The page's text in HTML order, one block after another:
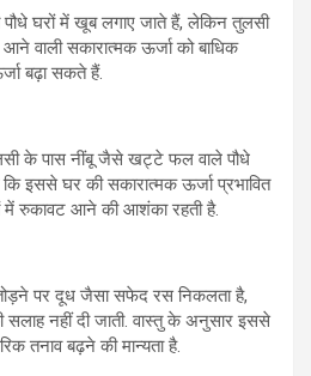
घरों में खूब लगाए जाते हैं, लेकिन तुलसी
वाली सकारात्मक ऊर्जा को बाधिक
बढ़ा सकते हैं.
के पास नींबू जैसे खट्टे फल वाले पौधे
कि इससे घर की सकारात्मक ऊर्जा प्रभावित
में रुकावट आने की आशंका रहती है.
पर दूध जैसा सफेद रस निकलता है,
नहीं दी जाती. वास्तु के अनुसार इससे
तनाव बढ़ने की मान्यता है.